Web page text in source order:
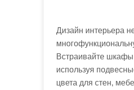
Дизайн интерьера
Встраивайте шкафы
используя
цвета для стен,